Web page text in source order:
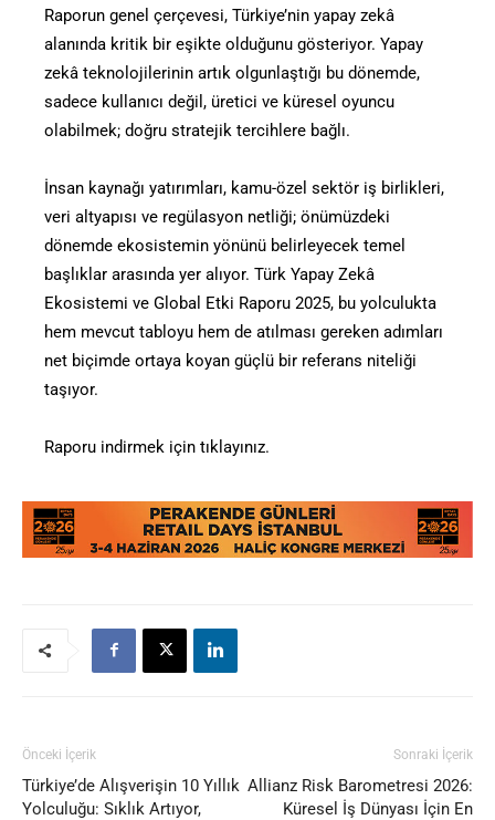
Raporun genel çerçevesi, Türkiye’nin yapay zekâ
alanında kritik bir eşikte olduğunu gösteriyor. Yapay
zekâ teknolojilerinin artık olgunlaştığı bu dönemde,
sadece kullanıcı değil, üretici ve küresel oyuncu
olabilmek; doğru stratejik tercihlere bağlı.
İnsan kaynağı yatırımları, kamu-özel sektör iş birlikleri,
veri altyapısı ve regülasyon netliği; önümüzdeki
dönemde ekosistemin yönünü belirleyecek temel
başlıklar arasında yer alıyor. Türk Yapay Zekâ
Ekosistemi ve Global Etki Raporu 2025, bu yolculukta
hem mevcut tabloyu hem de atılması gereken adımları
net biçimde ortaya koyan güçlü bir referans niteliği
taşıyor.
Raporu indirmek için tıklayınız.
Önceki İçerik
Türkiye’de Alışverişin 10 Yıllık
Yolculuğu: Sıklık Artıyor,
Sonraki İçerik
Allianz Risk Barometresi 2026:
Küresel İş Dünyası İçin En